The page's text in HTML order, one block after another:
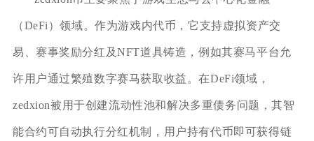
（DeFi）领域。作为游戏内代币，它支持虚拟资产交
易、赛事奖励分红及NFT道具铸造，例如其赛马平台允
许用户通过繁殖数字赛马获取收益。在DeFi领域，
zedxion被用于创建流动性池和解决多重债务问题，其智
能合约可自动执行分红机制，用户持有代币即可获得链